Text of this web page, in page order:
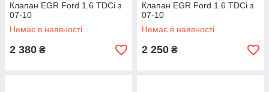
Клапан EGR Ford 1.6 TDCi з
07-10
Немає в наявності
2 380 ₴
Клапан EGR Ford 1.6 TDCi з
07-10
Немає в наявності
2 250 ₴